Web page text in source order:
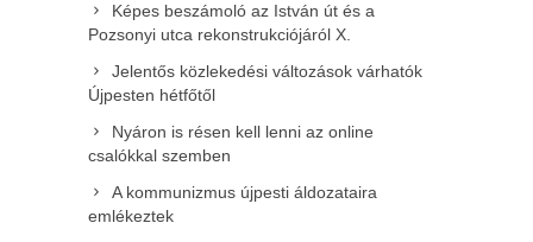
Képes beszámoló az István út és a
Pozsonyi utca rekonstrukciójáról X.
Jelentős közlekedési változások várhatók
Újpesten hétfőtől
Nyáron is résen kell lenni az online
csalókkal szemben
A kommunizmus újpesti áldozataira
emlékeztek